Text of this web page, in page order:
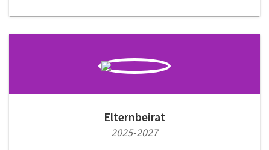
Elternbeirat
2025-2027